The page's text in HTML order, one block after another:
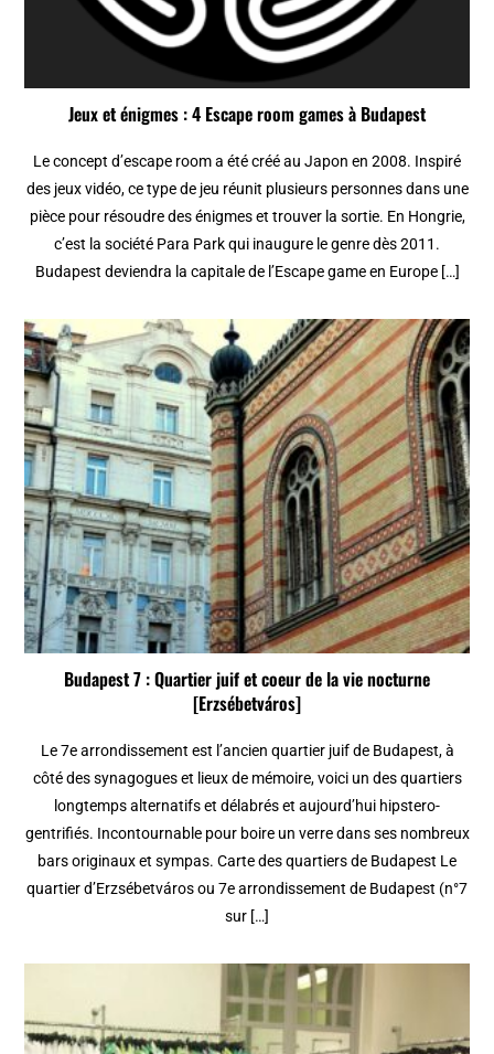
Jeux et énigmes : 4 Escape room games à Budapest
Le concept d’escape room a été créé au Japon en 2008. Inspiré
des jeux vidéo, ce type de jeu réunit plusieurs personnes dans une
pièce pour résoudre des énigmes et trouver la sortie. En Hongrie,
c’est la société Para Park qui inaugure le genre dès 2011.
Budapest deviendra la capitale de l’Escape game en Europe […]
Budapest 7 : Quartier juif et coeur de la vie nocturne
[Erzsébetváros]
Le 7e arrondissement est l’ancien quartier juif de Budapest, à
côté des synagogues et lieux de mémoire, voici un des quartiers
longtemps alternatifs et délabrés et aujourd’hui hipstero-
gentrifiés. Incontournable pour boire un verre dans ses nombreux
bars originaux et sympas. Carte des quartiers de Budapest Le
quartier d’Erzsébetváros ou 7e arrondissement de Budapest (n°7
sur […]